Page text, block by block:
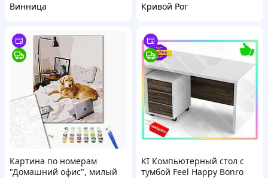
Винница
Кривой Рог
Картина по номерам
"Домашний офис", милый
KI Компьютерный стол с
тумбой Feel Happy Bonro